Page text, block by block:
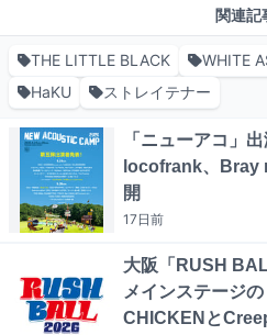
関連記
THE LITTLE BLACK WHITE
HaKU
ストレイテナー
「ニューアコ」
locofrank、Bray
開
17日前
大阪「RUSH
メインステージ
CHICKENと